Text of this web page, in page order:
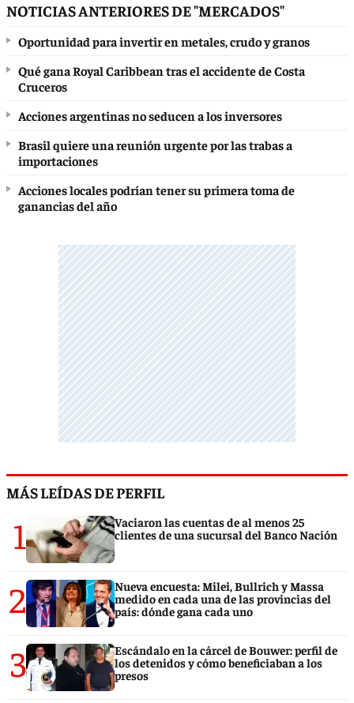
NOTICIAS ANTERIORES DE "MERCADOS"
Oportunidad para invertir en metales, crudo y granos
Qué gana Royal Caribbean tras el accidente de Costa
Cruceros
Acciones argentinas no seducen a los inversores
Brasil quiere una reunión urgente por las trabas a
importaciones
Acciones locales podrían tener su primera toma de
ganancias del año
MÁS LEÍDAS DE PERFIL
1
Vaciaron las cuentas de al menos 25
clientes de una sucursal del Banco Nación
2
Nueva encuesta: Milei, Bullrich y Massa
medido en cada una de las provincias del
país: dónde gana cada uno
3
Escándalo en la cárcel de Bouwer: perfil de
los detenidos y cómo beneficiaban a los
presos